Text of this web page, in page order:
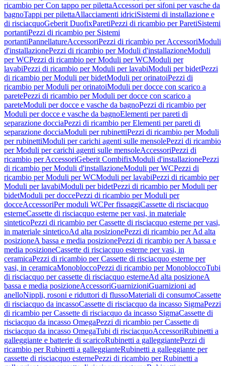
ricambio per Con tappo per pilettaAccessori per sifoni per vasche da
bagnoTappi per pilettaAllacciamenti idriciSistemi di installazione e
di risciacquoGeberit DuofixParetiPezzi di ricambio per ParetiSistemi
portantiPezzi di ricambio per Sistemi
portantiPannellatureAccessoriPezzi di ricambio per AccessoriModuli
d'installazionePezzi di ricambio per Moduli d'installazioneModuli
per WCPezzi di ricambio per Moduli per WCModuli per
lavabiPezzi di ricambio per Moduli per lavabiModuli per bidetPezzi
di ricambio per Moduli per bidetModuli per orinatoiPezzi di
ricambio per Moduli per orinatoiModuli per docce con scarico a
paretePezzi di ricambio per Moduli per docce con scarico a
pareteModuli per docce e vasche da bagnoPezzi di ricambio per
Moduli per docce e vasche da bagnoElementi per pareti di
separazione docciaPezzi di ricambio per Elementi per pareti di
separazione docciaModuli per rubinettiPezzi di ricambio per Moduli
per rubinettiModuli per carichi agenti sulle mensolePezzi di ricambio
per Moduli per carichi agenti sulle mensoleAccessoriPezzi di
ricambio per AccessoriGeberit CombifixModuli d'installazionePezzi
di ricambio per Moduli d'installazioneModuli per WCPezzi di
ricambio per Moduli per WCModuli per lavabiPezzi di ricambio per
Moduli per lavabiModuli per bidetPezzi di ricambio per Moduli per
bidetModuli per doccePezzi di ricambio per Moduli per
docceAccessoriPer moduli WCPer fissaggiCassette di risciacquo
esterneCassette di risciacquo esterne per vasi, in materiale
sinteticoPezzi di ricambio per Cassette di risciacquo esterne per vasi,
in materiale sinteticoAd alta posizionePezzi di ricambio per Ad alta
posizioneA bassa e media posizionePezzi di ricambio per A bassa e
media posizioneCassette di risciacquo esterne per vasi, in
ceramicaPezzi di ricambio per Cassette di risciacquo esterne per
vasi, in ceramicaMonobloccoPezzi di ricambio per MonobloccoTubi
di risciacquo per cassette di risciacquo esterneAd alta posizioneA
bassa e media posizioneAccessoriGuarnizioniGuarnizioni ad
anelloNippli, rosoni e riduttori di flussoMateriali di consumoCassette
di risciacquo da incassoCassette di risciacquo da incasso SigmaPezzi
di ricambio per Cassette di risciacquo da incasso SigmaCassette di
risciacquo da incasso OmegaPezzi di ricambio per Cassette di
risciacquo da incasso OmegaTubi di risciacquoAccessoriRubinetti a
galleggiante e batterie di scaricoRubinetti a galleggiantePezzi di
ricambio per Rubinetti a galleggianteRubinetti a galleggiante per
cassette di risciacquo esternePezzi di ricambio per Rubinetti a